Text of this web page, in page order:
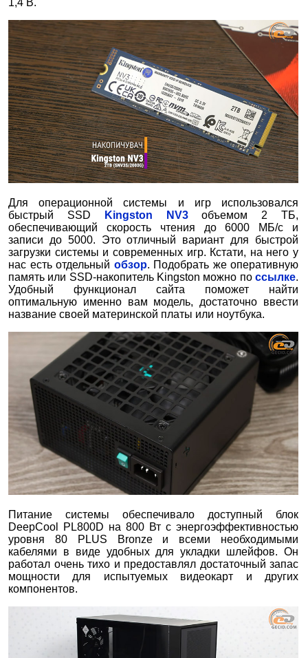
Для операционной системы и игр использовался
быстрый SSD
Kingston NV3объемом 2 ТБ,
обеспечивающий скорость чтения до 6000 МБ/с и
записи до 5000. Это отличный вариант для быстрой
загрузки системы и современных игр. Кстати, на него у
нас есть отдельный обзор. Подобрать же оперативную
память или SSD-накопитель Kingston можно поссылке.
Удобный функционал сайта поможет найти
оптимальную именно вам модель, достаточно ввести
название своей материнской платы или ноутбука.
Питание системы обеспечивало доступный блок
DeepCool PL800D на 800 Вт с энергоэффективностью
уровня 80 PLUS Bronze и всеми необходимыми
кабелями в виде удобных для укладки шлейфов. Он
работал очень тихо и предоставлял достаточный запас
мощности для испытуемых видеокарт и других
компонентов.